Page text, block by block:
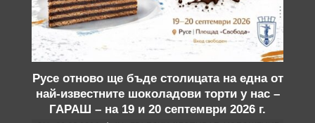
Русе отново ще бъде столицата на една от
най-известните шоколадови торти у нас –
ГАРАШ – на 19 и 20 септември 2026 г.